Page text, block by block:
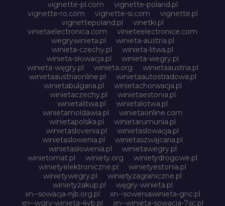
vignette-pl.com
vignette-poland.pl
vignette-ro.com
vignette-si.com
vignette.pl
vignettepoland.pl
vinetki.pl
vinietaelectronica.com
vinieteelectronice.com
wegrywinieta.pl
winieta-austria.pl
winieta-czechy.pl
winieta-litwa.pl
winieta-słowacja.pl
winieta-wegry.pl
winieta-węgry.pl
winieta.org
winietaaustria.pl
winietaaustriaonline.pl
winietaautostradowa.pl
winietabulgaria.pl
winietachorwacja.pl
winietaczechy.pl
winietaestonia.pl
winietalitwa.pl
winietalotwa.pl
winietamoldawia.pl
winietaonline.com
winietapolska.pl
winietarumunia.pl
winietaslovenia.pl
winietaslowacja.pl
winietaslowenia.pl
winietaszwajcaria.pl
winietasłowenia.pl
winietawegry.pl
winietomat.pl
winiety.org
winietydrogowe.pl
winietyelektroniczne.pl
winietyestonia.pl
winietywegry.pl
winietyzagraniczne.pl
winietyzakup.pl
węgry-winieta.pl
xn--sowacja-njb.org.pl
xn--soweniawinieta-gnc.pl
xn--wgry-winieta-4vb.pl
xn--winieta-sowacja-7sc.pl